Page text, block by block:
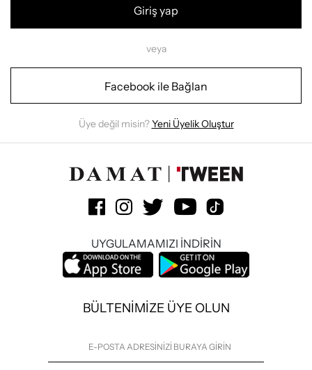
Giriş yap
veya
Facebook ile Bağlan
Üye değil misin?Yeni Üyelik Oluştur
UYGULAMAMIZI İNDİRİN
BÜLTENİMİZE ÜYE OLUN